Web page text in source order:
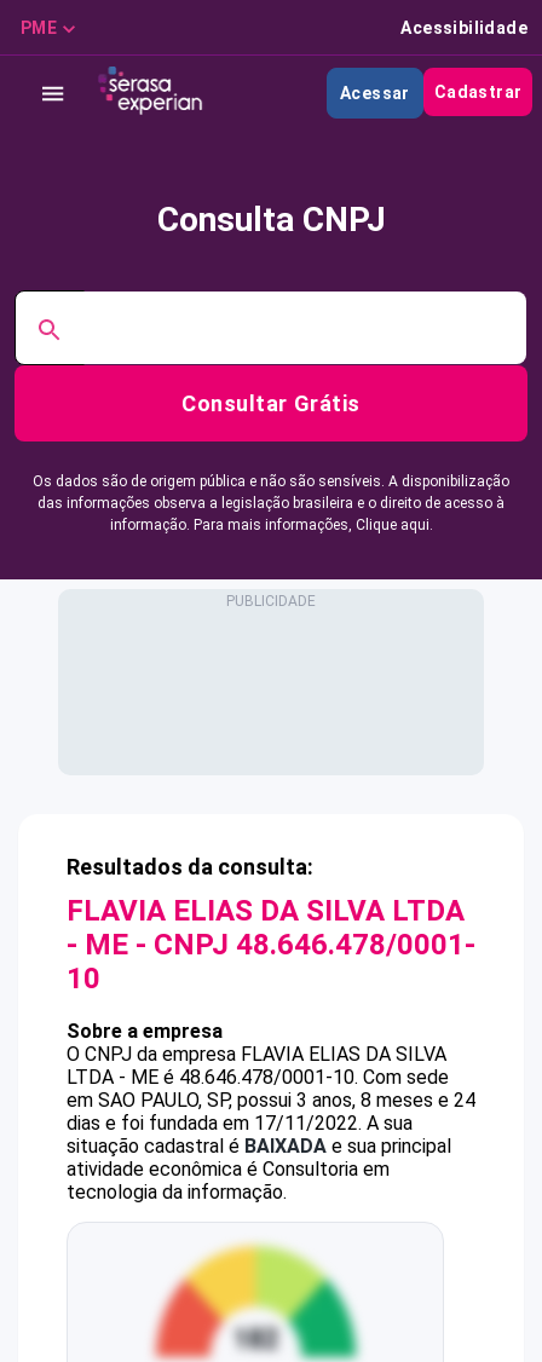
PME Acessibilidade
Acessar Cadastrar
Consulta CNPJ
Consultar Grátis
Os dados são de origem pública e não são sensíveis. A disponibilização
das informações observa a legislação brasileira e o direito de acesso à
informação. Para mais informações, Clique aqui.
Resultados da consulta:
FLAVIA ELIAS DA SILVA LTDA
- ME - CNPJ 48.646.478/0001-
10
Sobre a empresa
O CNPJ da empresa FLAVIA ELIAS DA SILVA
LTDA - ME é 48.646.478/0001-10. Com sede
em SAO PAULO, SP, possui 3 anos, 8 meses e 24
dias e foi fundada em 17/11/2022. A sua
situação cadastral é BAIXADA e sua principal
atividade econômica é Consultoria em
tecnologia da informação.